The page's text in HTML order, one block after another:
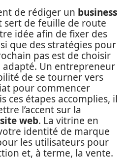
de rédiger un business
sert de feuille de route
idée afin de fixer des
que des stratégies pour
pas est de choisir
Un entrepreneur
de se tourner vers
pour commencer
ces étapes accomplies, il
l’accent sur la
web. La vitrine en
identité de marque
les utilisateurs pour
et, à terme, la vente.